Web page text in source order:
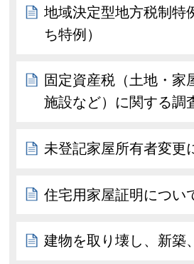
地域決定型地方税制特
ち特例）
固定資産税（土地・家
施設など）に関する調
未登記家屋所有者変更
住宅用家屋証明につい
建物を取り壊し、新築